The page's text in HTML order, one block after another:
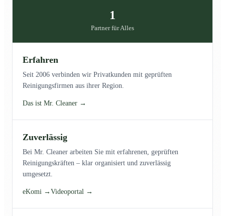
1
Partner für Alles
Erfahren
Seit 2006 verbinden wir Privatkunden mit geprüften
Reinigungsfirmen aus ihrer Region.
Das ist Mr. Cleaner →
Zuverlässig
Bei Mr. Cleaner arbeiten Sie mit erfahrenen, geprüften
Reinigungskräften – klar organisiert und zuverlässig
umgesetzt.
eKomi → Videoportal →